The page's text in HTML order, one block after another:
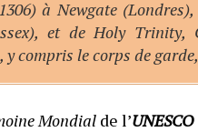
à Newgate
et de Holy
compris le corps de
Mondialde l’UNESCO